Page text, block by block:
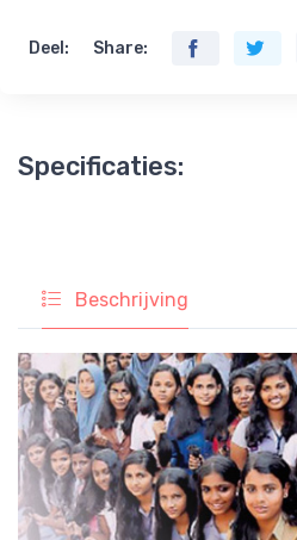
Deel: Share:
Specificaties:
Beschrijving